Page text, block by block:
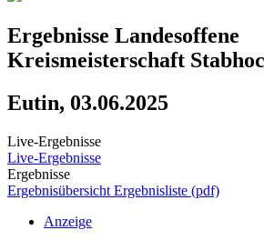
Ergebnisse Landesoffene
Kreismeisterschaft
Eutin, 03.06.2025
Live-Ergebnisse
Live-Ergebnisse
Ergebnisse
Ergebnisübersicht Ergebnisliste (pdf)
Anzeige